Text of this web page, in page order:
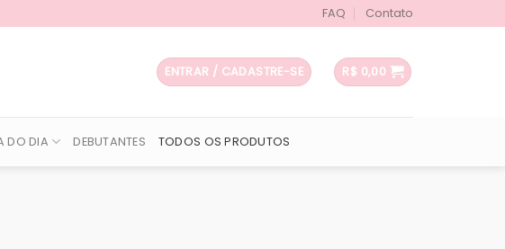
FAQ Contato
ENTRAR / CADASTRE-SE R$ 0,00
DO DIA DEBUTANTES TODOS OS PRODUTOS